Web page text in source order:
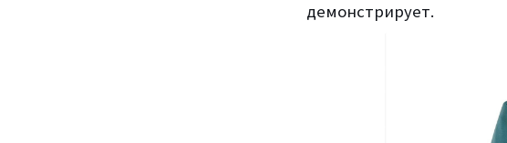
демонстрирует.